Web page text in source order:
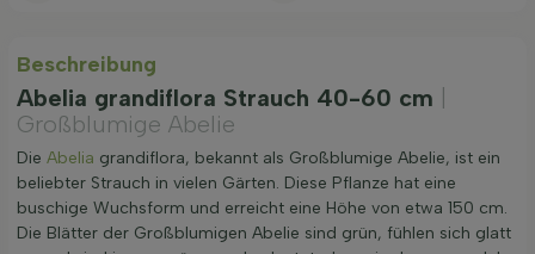
Beschreibung
Abelia grandiflora Strauch 40-60 cm
Großblumige Abelie
Die Abelia grandiflora, bekannt als Großblumige Abelie, ist ein
beliebter Strauch in vielen Gärten. Diese Pflanze hat eine
buschige Wuchsform und erreicht eine Höhe von etwa 150 cm.
Die Blätter der Großblumigen Abelie sind grün, fühlen sich glatt